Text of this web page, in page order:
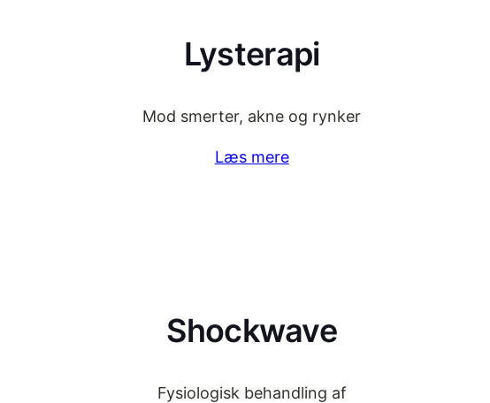
Lysterapi
Mod smerter, akne og rynker
Læs mere
Shockwave
Fysiologisk behandling af